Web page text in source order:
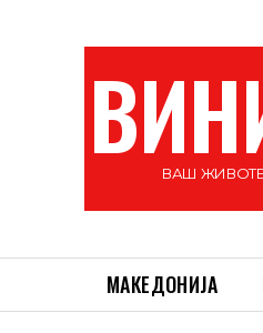
ВАШ
МАКЕДОНИЈА